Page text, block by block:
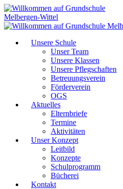
Unsere Schule
Unser Team
Unsere Klassen
Unsere Pflegschaften
Betreuungsverein
Förderverein
OGS
Aktuelles
Elternbriefe
Termine
Aktivitäten
Unser Konzept
Leitbild
Konzepte
Schulprogramm
Bücherei
Kontakt